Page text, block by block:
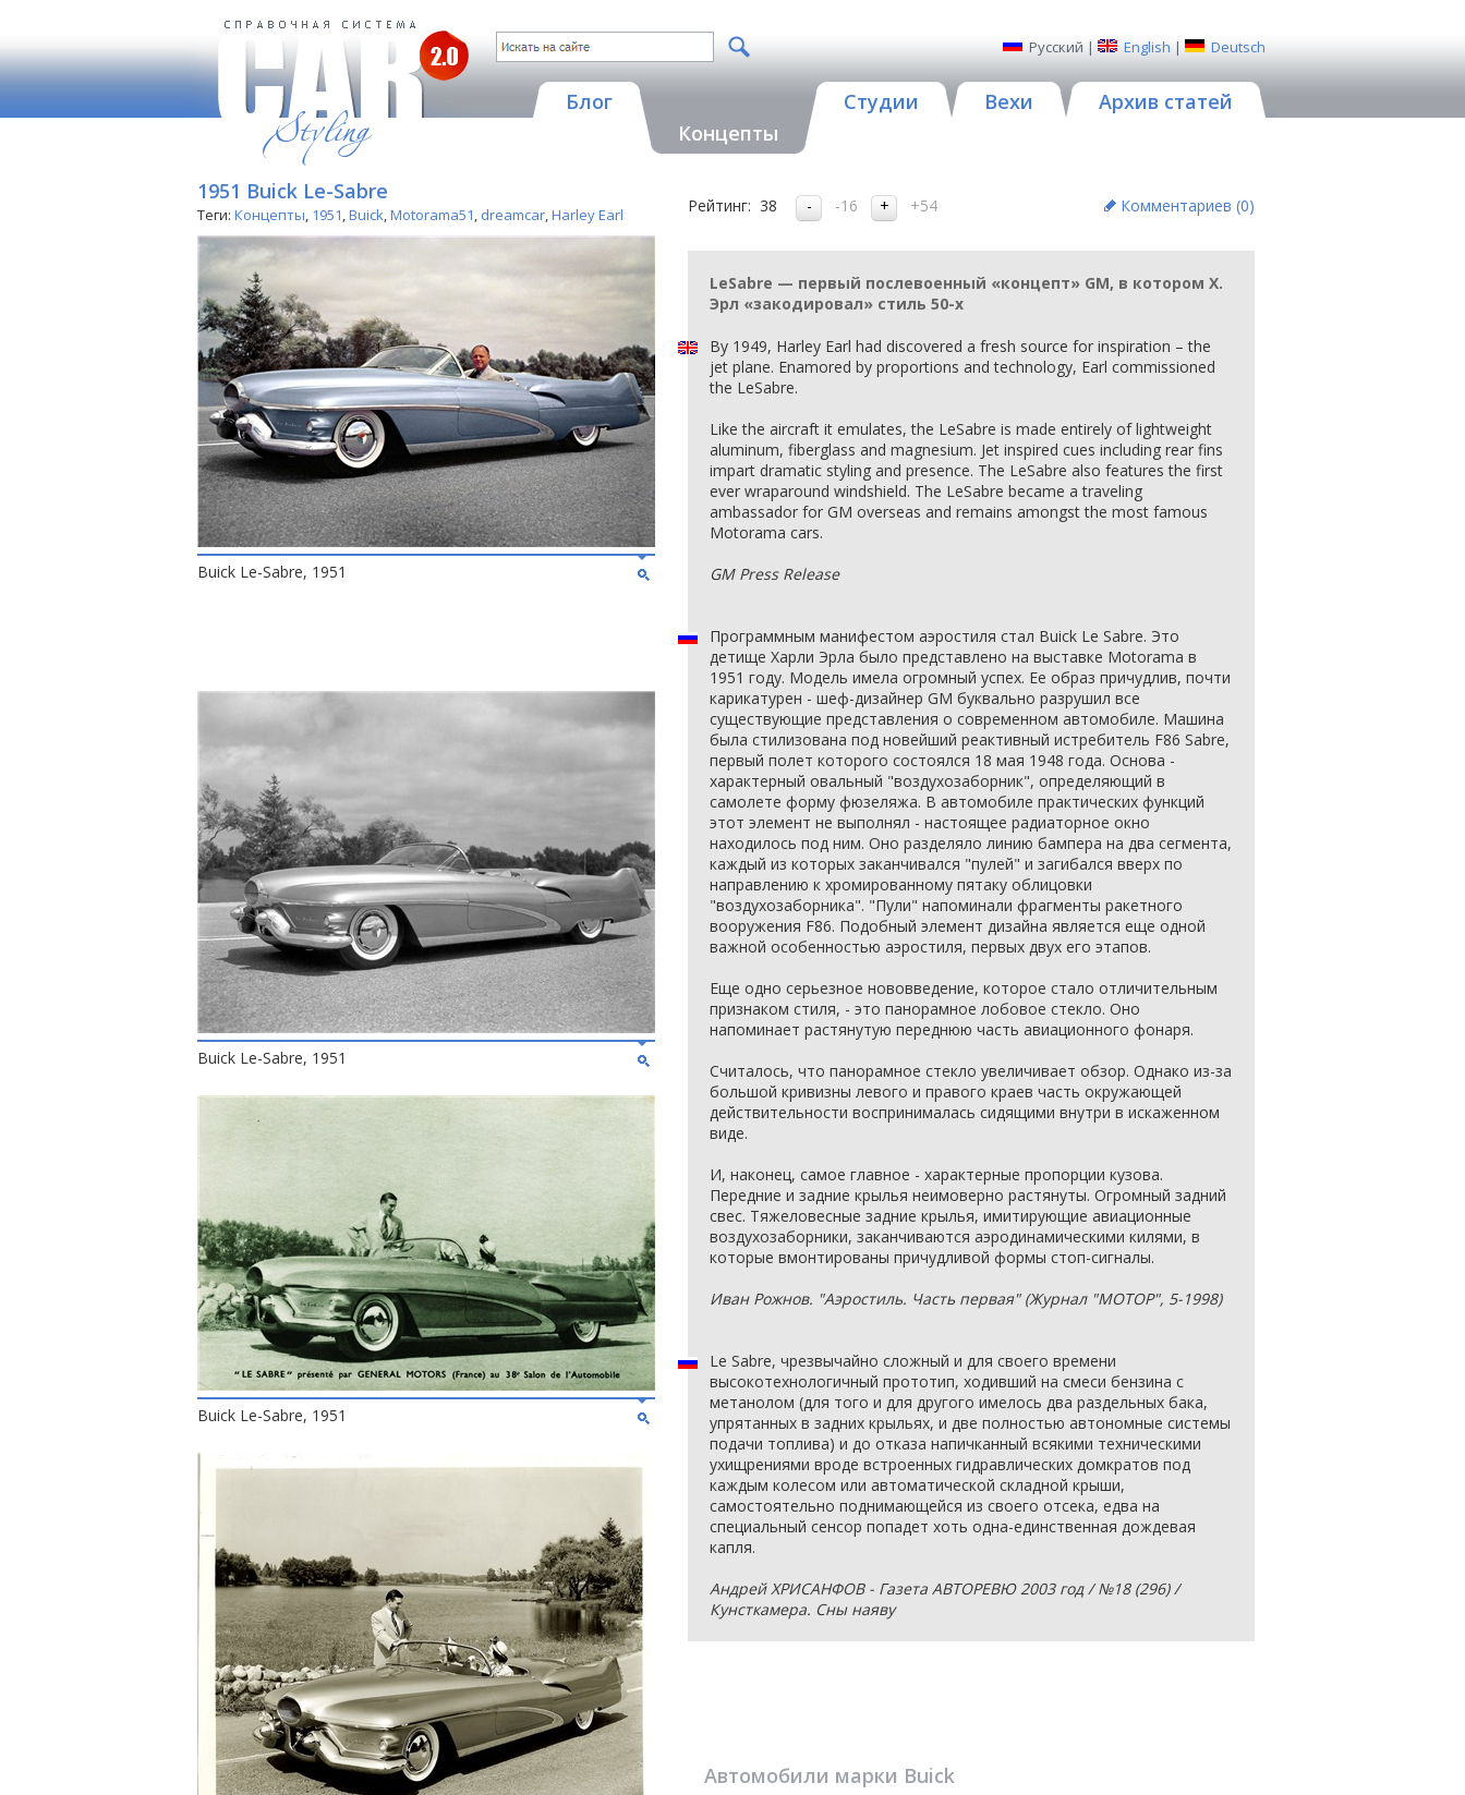
Русский | English | Deutsch
Блог
Концепты
Студии Вехи Архив статей
1951 Buick Le-Sabre
Теги: Концепты, 1951,Buick,Motorama51, dreamcar,Harley Earl
Buick Le-Sabre, 1951
Buick Le-Sabre, 1951
Buick Le-Sabre, 1951
Рейтинг: 38 -16 +54 Комментариев (0)
LeSabre — первый послевоенный «концепт» GM, в котором Х.
Эрл «закодировал» стиль 50-х
By 1949, Harley Earl had discovered a fresh source for inspiration – the
jet plane. Enamored by proportions and technology, Earl commissioned
the LeSabre.
Like the aircraft it emulates, the LeSabre is made entirely of lightweight
aluminum, fiberglass and magnesium. Jet inspired cues including rear fins
impart dramatic styling and presence. The LeSabre also features the first
ever wraparound windshield. The LeSabre became a traveling
ambassador for GM overseas and remains amongst the most famous
Motorama cars.
GM Press Release
Программным манифестом аэростиля стал Buick Le Sabre. Это
детище Харли Эрла было представлено на выставке Motorama в
1951 году. Модель имела огромный успех. Ее образ причудлив, почти
карикатурен - шеф-дизайнер GM буквально разрушил все
существующие представления о современном автомобиле. Машина
была стилизована под новейший реактивный истребитель F86 Sabre,
первый полет которого состоялся 18 мая 1948 года. Основа -
характерный овальный "воздухозаборник", определяющий в
самолете форму фюзеляжа. В автомобиле практических функций
этот элемент не выполнял - настоящее радиаторное окно
находилось под ним. Оно разделяло линию бампера на два сегмента,
каждый из которых заканчивался "пулей" и загибался вверх по
направлению к хромированному пятаку облицовки
"воздухозаборника". "Пули" напоминали фрагменты ракетного
вооружения F86. Подобный элемент дизайна является еще одной
важной особенностью аэростиля, первых двух его этапов.
Еще одно серьезное нововведение, которое стало отличительным
признаком стиля, - это панорамное лобовое стекло. Оно
напоминает растянутую переднюю часть авиационного фонаря.
Считалось, что панорамное стекло увеличивает обзор. Однако из-за
большой кривизны левого и правого краев часть окружающей
действительности воспринималась сидящими внутри в искаженном
виде.
И, наконец, самое главное - характерные пропорции кузова.
Передние и задние крылья неимоверно растянуты. Огромный задний
свес. Тяжеловесные задние крылья, имитирующие авиационные
воздухозаборники, заканчиваются аэродинамическими килями, в
которые вмонтированы причудливой формы стоп-сигналы.
Иван Рожнов. "Аэростиль. Часть первая" (Журнал "МОТОР", 5-1998)
Le Sabre, чрезвычайно сложный и для своего времени
высокотехнологичный прототип, ходивший на смеси бензина с
метанолом (для того и для другого имелось два раздельных бака,
упрятанных в задних крыльях, и две полностью автономные системы
подачи топлива) и до отказа напичканный всякими техническими
ухищрениями вроде встроенных гидравлических домкратов под
каждым колесом или автоматической складной крыши,
самостоятельно поднимающейся из своего отсека, едва на
специальный сенсор попадет хоть одна-единственная дождевая
капля.
Андрей ХРИСАНФОВ - Газета АВТОРЕВЮ 2003 год / №18 (296) /
Кунсткамера. Сны наяву
Автомобили марки Buick